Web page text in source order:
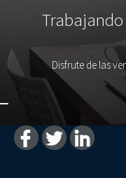
Disfrute de las